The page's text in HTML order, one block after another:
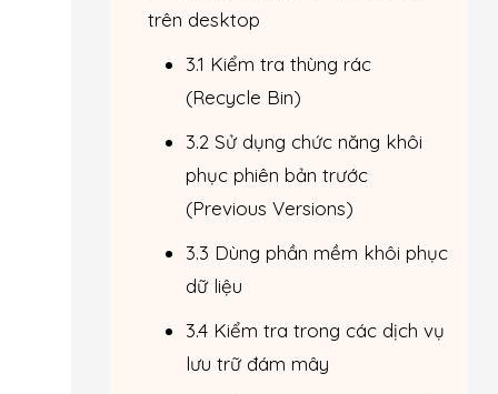
trên desktop
3.1 Kiểm tra thùng rác
(Recycle Bin)
3.2 Sử dụng chức năng khôi
phục phiên bản trước
(Previous Versions)
3.3 Dùng phần mềm khôi phục
dữ liệu
3.4 Kiểm tra trong các dịch vụ
lưu trữ đám mây